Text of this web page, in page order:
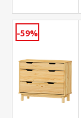
-59%